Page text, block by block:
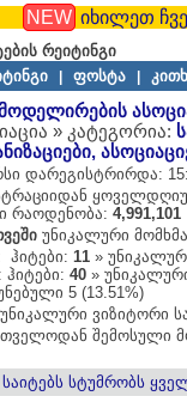
NEW იხილეთ
რეიტინგი
ფოსტა
მოდელირების
» კატეგორია:
დარეგისტრირდა:
რაოდენობა: 4,991,101
უნიკალური
ჰიტები: 11 »
: ჰიტები: 40 »
5 (13.51%)
ვიზიტორი
შემოსული
სტუმრობს